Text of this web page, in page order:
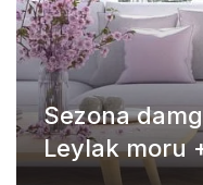
Sezona
Leylak moru